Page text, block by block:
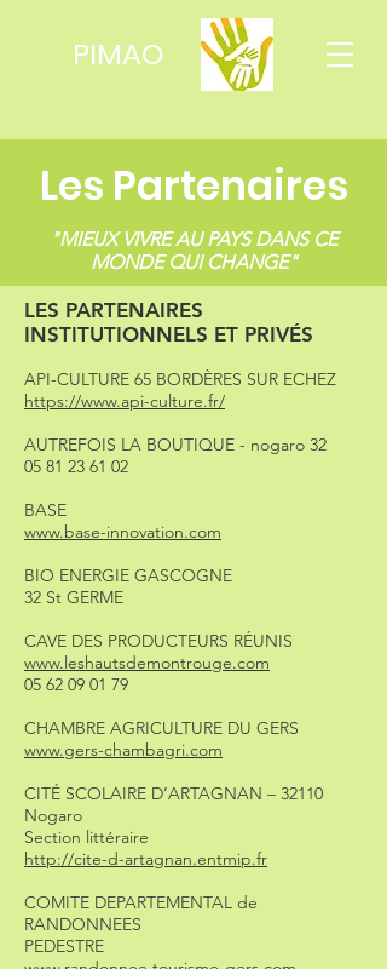
PIMAO
Les Partenaires
"MIEUX VIVRE AU PAYS DANS CE
MONDE QUI CHANGE"
LES PARTENAIRES
INSTITUTIONNELS ET PRIVÉS
API-CULTURE 65 BORDÈRES SUR ECHEZ
https://www.api-culture.fr/
AUTREFOIS LA BOUTIQUE - nogaro 32
05 81 23 61 02
BASE
www.base-innovation.com
BIO ENERGIE GASCOGNE
32 St GERME
CAVE DES PRODUCTEURS RÉUNIS
www.leshautsdemontrouge.com
05 62 09 01 79
CHAMBRE AGRICULTURE DU GERS
www.gers-chambagri.com
CITÉ SCOLAIRE D’ARTAGNAN – 32110
Nogaro
Section littéraire
http://cite-d-artagnan.entmip.fr
COMITE DEPARTEMENTAL de
RANDONNEES
PEDESTRE